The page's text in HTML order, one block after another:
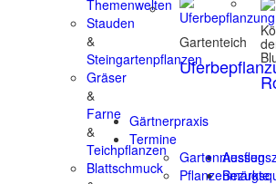
Themenwelten
Stauden
&
Steingartenpflanzen
Gräser
&
Farne
&
Teichpflanzen
Blattschmuck
Gartenteich
Gärtnerpraxis
Termine
Gartenmessen
Pflanzenmärkte